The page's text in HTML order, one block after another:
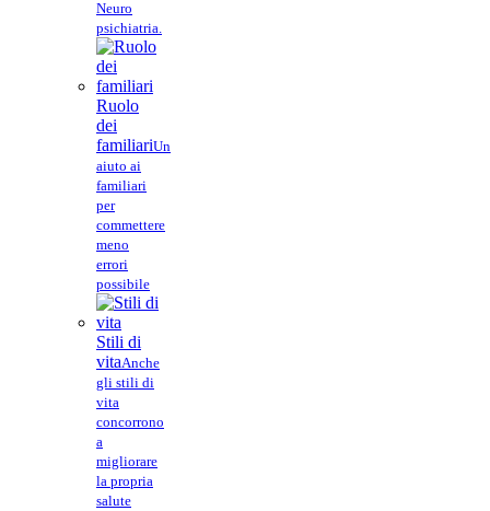
Neuro
psichiatria.
Ruolo
dei
familiariUn
aiuto ai
familiari
per
commettere
meno
errori
possibile
Stili di
vitaAnche
gli stili di
vita
concorrono
a
migliorare
la propria
salute